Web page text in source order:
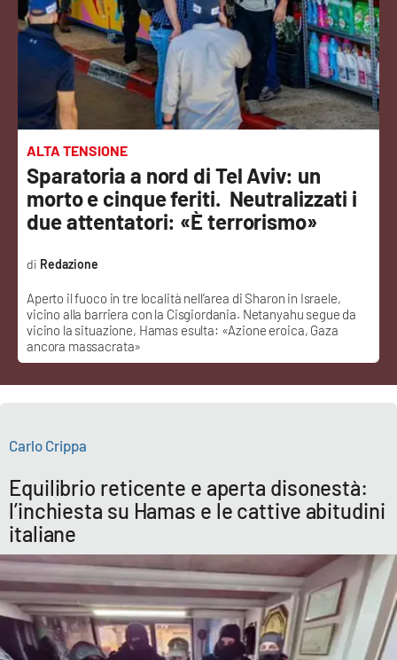
Sanità
Sport
Cultura
Podcast
Meteo
VIDEO
Ambiente
Cronaca
Economia e Lavoro
Politica
Sanità
Società
ALTA TENSIONE
Sparatoria a nord di Tel Aviv: un
morto e cinque feriti. Neutralizzati i
due attentatori: «È terrorismo»
Aperto il fuoco in tre località nell’area di Sharon in Israele,
vicino alla barriera con la Cisgiordania. Netanyahu segue da
vicino la situazione, Hamas esulta: «Azione eroica, Gaza
ancora massacrata»
Redazione
Equilibrio reticente e aperta disonestà:
l’inchiesta su Hamas e le cattive abitudini
italiane
Carlo Crippa